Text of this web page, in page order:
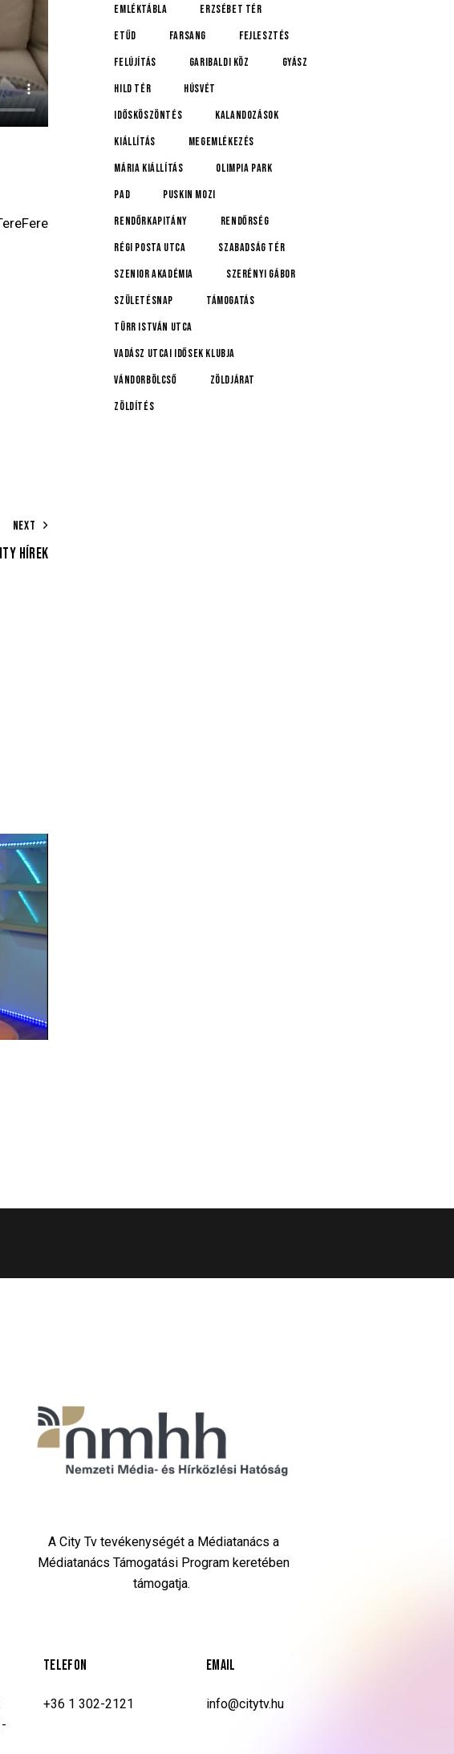
NEXT
HÍREK
emléktábla
Erzsébet tér
etűd
farsang
fejlesztés
felújítás
Garibaldi köz
gyász
Hild tér
húsvét
idősköszöntés
Kalandozások
kiállítás
megemlékezés
Mária kiállítás
Olimpia Park
pad
Puskin mozi
rendőrkapitány
rendőrség
Régi posta utca
Szabadság tér
Szenior Akadémia
Szerényi Gábor
születésnap
támogatás
Türr István utca
Vadász Utcai Idősek Klubja
Vándorbölcső
Zöldjárat
Zöldítés
A City Tv tevékenységét a Médiatanács a
Médiatanács Támogatási Program keretében
támogatja.
TELEFON
+36 1 302-2121
EMAIL
info@citytv.hu